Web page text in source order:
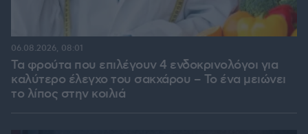
Τα φρούτα που επιλέγουν 4 ενδοκρινολόγοι για
καλύτερο έλεγχο του σακχάρου – Το ένα μειώνει
το λίπος στην κοιλιά
06.08.2026, 08:01